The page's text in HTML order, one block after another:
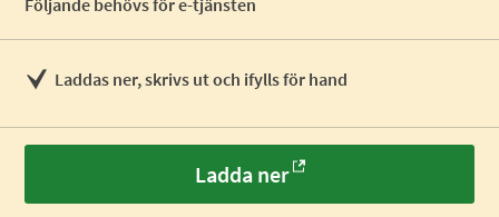
Följande behövs för e-tjänsten
Laddas ner, skrivs ut och ifylls för hand
Ladda ner